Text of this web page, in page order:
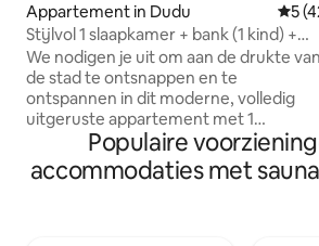
Appartement in Dudu
5
Stijlvol 1 slaapkamer + bank (1 kind) +
volledige keuken + gratis parkeren
We nodigen je uit om aan de drukte van
de stad te ontsnappen en te
ontspannen in dit moderne, volledig
uitgeruste appartement met 1
slaapkamer in de westelijke buitenwijk
van Boekarest. Perfect voor koppels,
kleine gezinnen, groep van 3 of
Populaire
accommodaties met